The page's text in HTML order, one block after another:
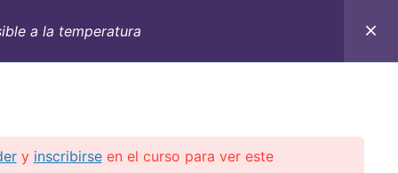
CONTACTO
a la temperatura
y inscribirseen el curso para ver este